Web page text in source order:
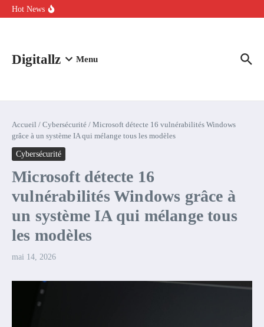
Aller au contenu
Hot News
Comment l’IA simplifie la data de caisse pour la transformer en
Digitallz Menu
Accueil / Cybersécurité / Microsoft détecte 16 vulnérabilités Windows
grâce à un système IA qui mélange tous les modèles
Cybersécurité
Microsoft détecte 16
vulnérabilités Windows grâce à
un système IA qui mélange tous
les modèles
mai 14, 2026